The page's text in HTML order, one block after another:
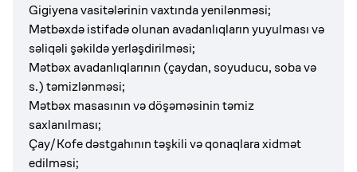
Gigiyena vasitələrinin vaxtında yenilənməsi;
Mətbəxdə istifadə olunan avadanlıqların yuyulması və
səliqəli şəkildə yerləşdirilməsi;
Mətbəx avadanlıqlarının (çaydan, soyuducu, soba və
s.) təmizlənməsi;
Mətbəx masasının və döşəməsinin təmiz
saxlanılması;
Çay/Kofe dəstgahının təşkili və qonaqlara xidmət
edilməsi;